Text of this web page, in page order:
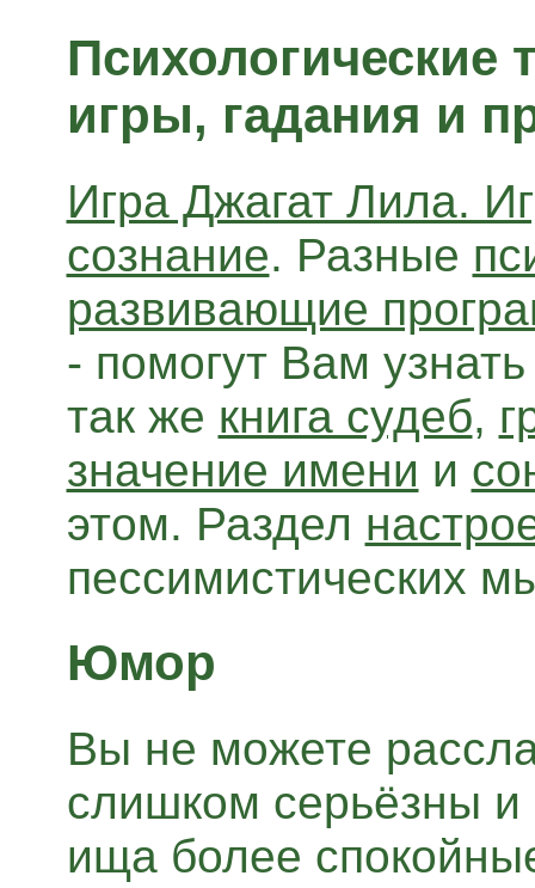
Психологические
игры, гадания и
Игра Джагат Лила.
сознание. Разные
развивающие
- помогут Вам
так же книга судеб,
значение имени и
этом. Раздел
пессимистических
Юмор
Вы не можете
слишком серьёзны и
ища более